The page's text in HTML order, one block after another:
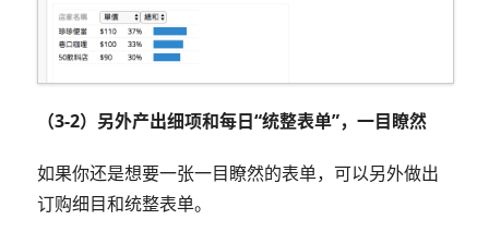
（3-2）另外产出细项和每日“统整表单”，一目瞭然
如果你还是想要一张一目瞭然的表单，可以另外做出
订购细目和统整表单。